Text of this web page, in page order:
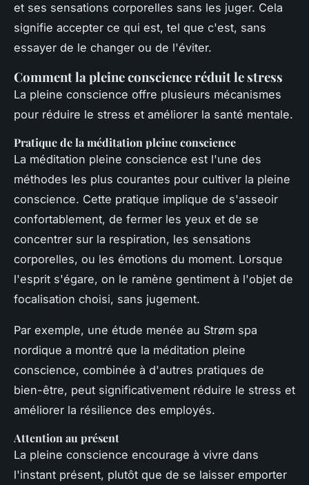
et ses sensations corporelles sans les juger. Cela
signifie accepter ce qui est, tel que c'est, sans
essayer de le changer ou de l'éviter.
Comment la pleine conscience réduit le stress
La pleine conscience offre plusieurs mécanismes
pour réduire le stress et améliorer la santé mentale.
Pratique de la méditation pleine conscience
La méditation pleine conscience est l'une des
méthodes les plus courantes pour cultiver la pleine
conscience. Cette pratique implique de s'asseoir
confortablement, de fermer les yeux et de se
concentrer sur la respiration, les sensations
corporelles, ou les émotions du moment. Lorsque
l'esprit s'égare, on le ramène gentiment à l'objet de
focalisation choisi, sans jugement.
Par exemple, une étude menée au Strøm spa
nordique a montré que la méditation pleine
conscience, combinée à d'autres pratiques de
bien-être, peut significativement réduire le stress et
améliorer la résilience des employés.
Attention au présent
La pleine conscience encourage à vivre dans
l'instant présent, plutôt que de se laisser emporter